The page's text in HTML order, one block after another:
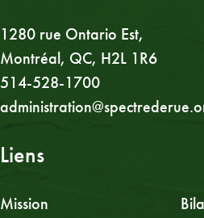
1280 rue Ontario Est,
Montréal, QC, H2L 1R6
514-528-1700
Liens
Mission